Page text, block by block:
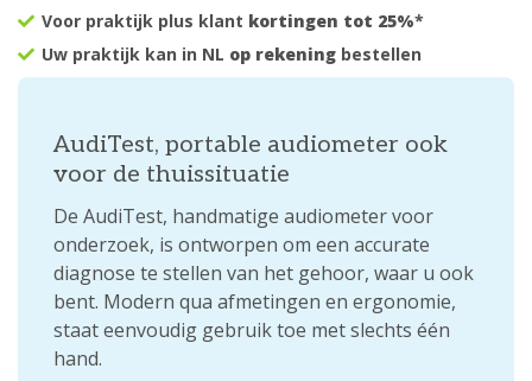
Voor praktijk plus klant kortingen tot 25%*
Uw praktijk kan in NL op rekening bestellen
AudiTest, portable audiometer ook
voor de thuissituatie
De AudiTest, handmatige audiometer voor
onderzoek, is ontworpen om een ​​accurate
diagnose te stellen van het gehoor, waar u ook
bent. Modern qua afmetingen en ergonomie,
staat eenvoudig gebruik toe met slechts één
hand.